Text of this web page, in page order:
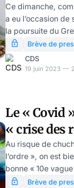
covidisme !
Schwartz
Ce dimanche,
a eu l’occasion
la poursuite du
ses deux formes
climatisme).
à plus ou moins
Brève de
CDS
19 juin 2023 —
Le « Covid
« crise des
Modeste
Au risque de
l’ordre », on est
bonne « 10e
meilleur effet sur
Brève de